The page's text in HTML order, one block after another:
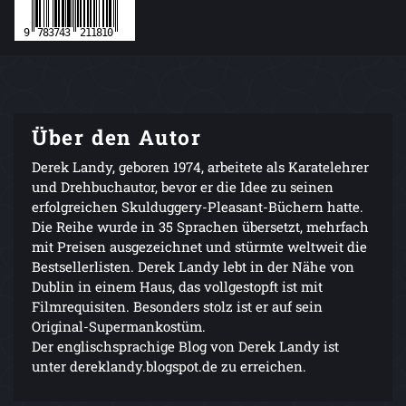
Über den Autor
Derek Landy, geboren 1974, arbeitete als Karatelehrer
und Drehbuchautor, bevor er die Idee zu seinen
erfolgreichen Skulduggery-Pleasant-Büchern hatte.
Die Reihe wurde in 35 Sprachen übersetzt, mehrfach
mit Preisen ausgezeichnet und stürmte weltweit die
Bestsellerlisten. Derek Landy lebt in der Nähe von
Dublin in einem Haus, das vollgestopft ist mit
Filmrequisiten. Besonders stolz ist er auf sein
Original-Supermankostüm.
Der englischsprachige Blog von Derek Landy ist
unter dereklandy.blogspot.de zu erreichen.